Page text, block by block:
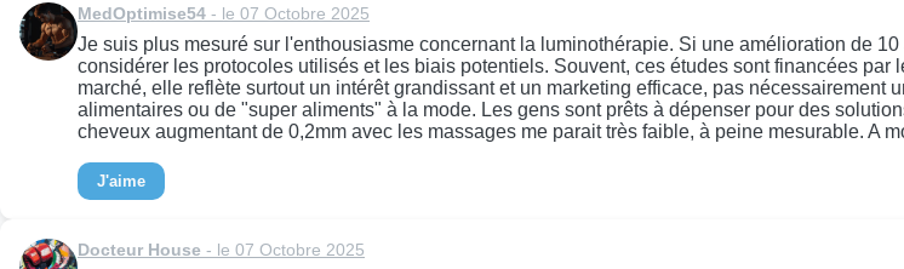
MedOptimise54 - le 07 Octobre 2025
Je suis plus mesuré sur l'enthousiasme concernant la luminothérapie. Si une amélioration de
considérer les protocoles utilisés et les biais potentiels. Souvent, ces études sont financées
marché, elle reflète surtout un intérêt grandissant et un marketing efficace, pas
alimentaires ou de "super aliments" à la mode. Les gens sont prêts à dépenser pour des
cheveux augmentant de 0,2mm avec les massages me parait très faible, à peine mesurable. A
J'aime
Docteur House - le 07 Octobre 2025